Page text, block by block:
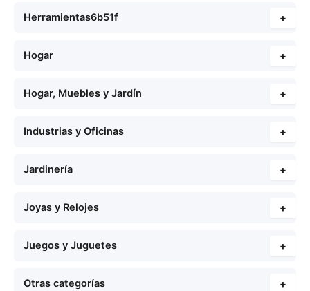
Herramientas6b51f +
Hogar +
Hogar, Muebles y Jardín +
Industrias y Oficinas +
Jardinería +
Joyas y Relojes +
Juegos y Juguetes +
Otras categorías +